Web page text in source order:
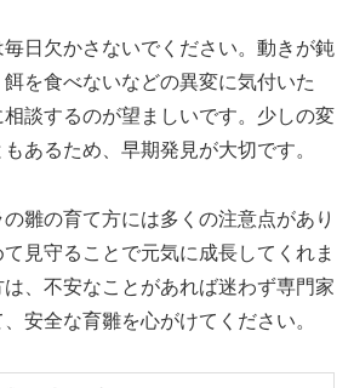
日欠かさないでください。動きが鈍
を食べないなどの異変に気付いた
談するのが望ましいです。少しの変
あるため、早期発見が大切です。
雛の育て方には多くの注意点があり
見守ることで元気に成長してくれま
、不安なことがあれば迷わず専門家
安全な育雛を心がけてください。